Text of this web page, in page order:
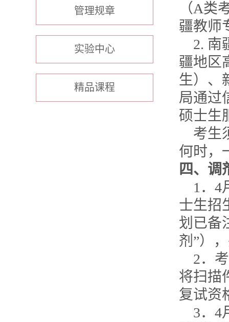
管理规章
实验中心
精品课程
（A类
疆教师
2. 南
疆地区
生）、
局通过
硕士生
考生
何时，
四、调
1 ． 4
士生招
划已备
剂”）
2．
将扫描
复试资
3． 4